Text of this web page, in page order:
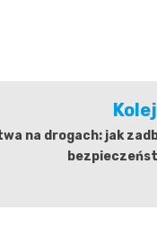
na drogach: jak